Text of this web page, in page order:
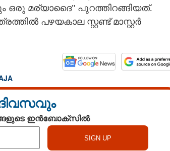
ഒരു മര്യാദൈ" പുറത്തിറങ്ങിയത്.
പഴയകാല സ്റ്റണ്ട് മാസ്റ്റർ
ദിവസവും
ഇൻബോക്സിൽ